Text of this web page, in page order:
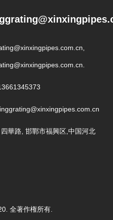
華路, 邯鄲市福興区,中国河北
全著作権所有.